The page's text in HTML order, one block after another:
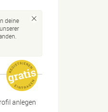
deine
anlegen